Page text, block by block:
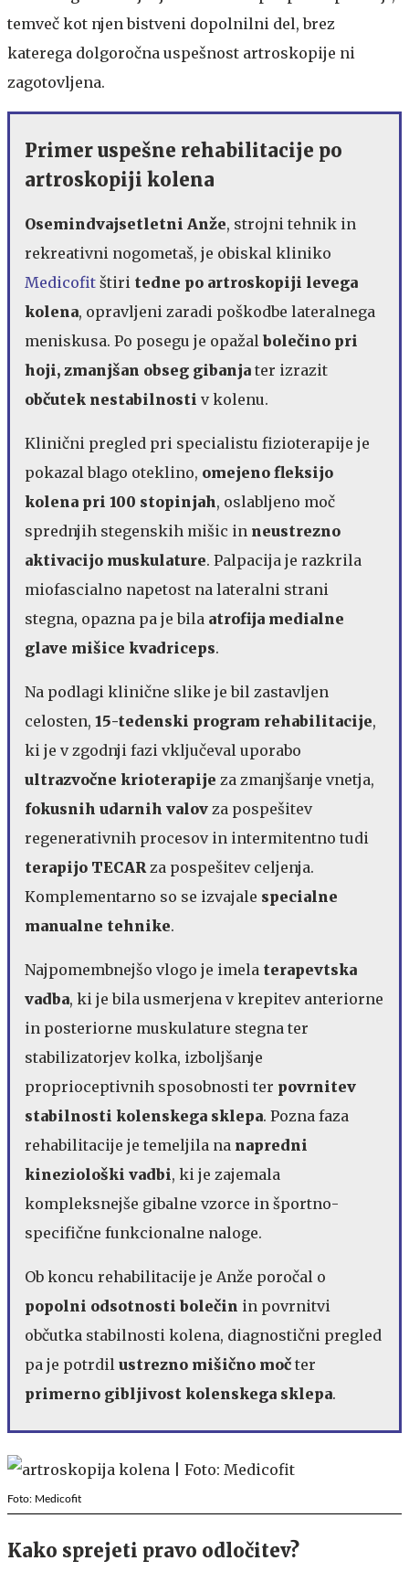
temveč kot njen bistveni dopolnilni del, brez
katerega dolgoročna uspešnost artroskopije ni
zagotovljena.
Primer uspešne rehabilitacije po
artroskopiji kolena
Osemindvajsetletni Anže, strojni tehnik in
rekreativni nogometaš, je obiskal kliniko
Medicofit štiri tedne po artroskopiji levega
kolena, opravljeni zaradi poškodbe lateralnega
meniskusa. Po posegu je opažal bolečino pri
hoji, zmanjšan obseg gibanja ter izrazit
občutek nestabilnosti v kolenu.
Klinični pregled pri specialistu fizioterapije je
pokazal blago oteklino, omejeno fleksijo
kolena pri 100 stopinjah, oslabljeno moč
sprednjih stegenskih mišic in neustrezno
aktivacijo muskulature. Palpacija je razkrila
miofascialno napetost na lateralni strani
stegna, opazna pa je bila atrofija medialne
glave mišice kvadriceps.
Na podlagi klinične slike je bil zastavljen
celosten, 15-tedenski program rehabilitacije,
ki je v zgodnji fazi vključeval uporabo
ultrazvočne krioterapije za zmanjšanje vnetja,
fokusnih udarnih valov za pospešitev
regenerativnih procesov in intermitentno tudi
terapijo TECAR za pospešitev celjenja.
Komplementarno so se izvajale specialne
manualne tehnike.
Najpomembnejšo vlogo je imela terapevtska
vadba, ki je bila usmerjena v krepitev anteriorne
in posteriorne muskulature stegna ter
stabilizatorjev kolka, izboljšanje
proprioceptivnih sposobnosti ter povrnitev
stabilnosti kolenskega sklepa. Pozna faza
rehabilitacije je temeljila na napredni
kineziološki vadbi, ki je zajemala
kompleksnejše gibalne vzorce in športno-
specifične funkcionalne naloge.
Ob koncu rehabilitacije je Anže poročal o
popolni odsotnosti bolečin in povrnitvi
občutka stabilnosti kolena, diagnostični pregled
pa je potrdil ustrezno mišično moč ter
primerno gibljivost kolenskega sklepa.
Foto: Medicofit
Kako sprejeti pravo odločitev?